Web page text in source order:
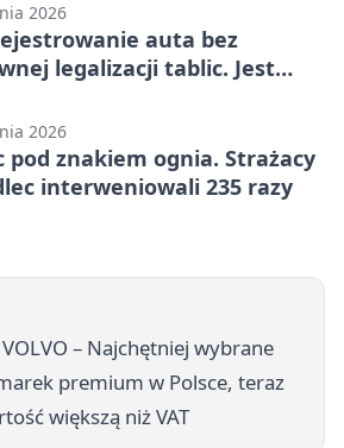
2026
auta bez
legalizacji tablic. Jest
2026
pod znakiem ognia. Strażacy
interweniowali 235 razy
– Najchętniej wybrane
premium w Polsce, teraz
większą niż VAT